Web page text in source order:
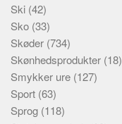
Ski (42)
Sko (33)
Skøder (734)
Skønhedsprodukter (18)
Smykker ure (127)
Sport (63)
Sprog (118)